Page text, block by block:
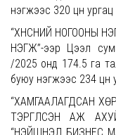
нэгжээс 320 цн
“ХҮНСНИЙ НОГООНЫ
НЭГЖ”-ээр Цээл
/2025 онд 174.5 га
буюу нэгжээс 234 цн
“ХАМГААЛАГДСАН
ТЭРГҮҮЛСЭН АЖ